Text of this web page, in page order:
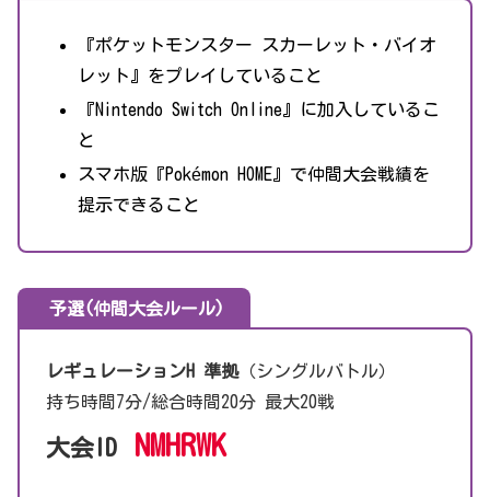
『ポケットモンスター スカーレット・バイオ
レット』をプレイしていること
『Nintendo Switch Online』に加入しているこ
と
スマホ版『Pokémon HOME』で仲間大会戦績を
提示できること
予選(仲間大会ルール)
レギュレーションH 準拠（シングルバトル）
持ち時間7分/総合時間20分 最大20戦
大会ID NMHRWK